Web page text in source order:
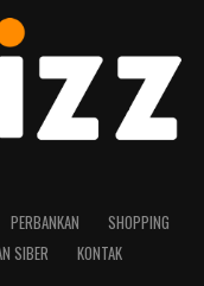
PERBANKAN
SHOPPING
SIBER KONTAK